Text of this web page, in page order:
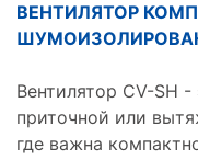
ВЕНТИЛЯТОР
Вентилятор CV-SH
приточной или
где важна